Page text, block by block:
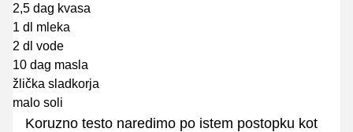
2,5 dag kvasa
1 dl mleka
2 dl vode
10 dag masla
žlička sladkorja
malo soli
Koruzno testo naredimo po istem postopku kot